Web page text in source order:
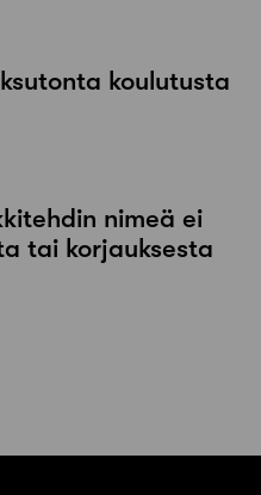
koulutusta
nimeä ei
tai korjauksesta